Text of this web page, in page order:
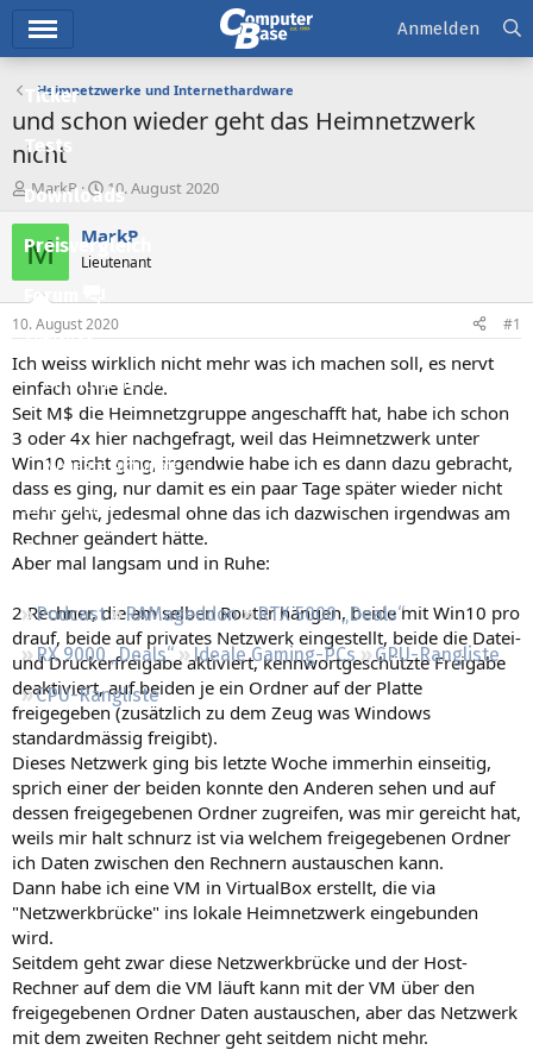
Ticker
Tests
Downloads
Preisvergleich
Forum
Aktuelles
Empfohlene Inhalte
Neue Beiträge
Neueste Aktivitäten
Leserartikel
Regeln
Podcast RAMageddon
RTX 5000 „Deals“
RX 9000 „Deals“
Ideale Gaming-PCs
GPU-Rangliste
CPU-Rangliste
Anmelden
Heimnetzwerke und Internethardware
und schon wieder geht das Heimnetzwerk
nicht
E
r
s
t
e
r
MarkP
E
r
s
e
l
t
a
10. August 2020
M MarkP
Lieutenant
10. August 2020 #1
Ich weiss wirklich nicht mehr was ich machen soll, es nervt
einfach ohne Ende.
Seit M$ die Heimnetzgruppe angeschafft hat, habe ich schon
3 oder 4x hier nachgefragt, weil das Heimnetzwerk unter
Win10 nicht ging, irgendwie habe ich es dann dazu gebracht,
dass es ging, nur damit es ein paar Tage später wieder nicht
mehr geht, jedesmal ohne das ich dazwischen irgendwas am
Rechner geändert hätte.
Aber mal langsam und in Ruhe:
2 Rechner, die am selben Router hängen, beide mit Win10 pro
drauf, beide auf privates Netzwerk eingestellt, beide die Datei-
und Druckerfreigabe aktiviert, kennwortgeschützte Freigabe
deaktiviert, auf beiden je ein Ordner auf der Platte
freigegeben (zusätzlich zu dem Zeug was Windows
standardmässig freigibt).
Dieses Netzwerk ging bis letzte Woche immerhin einseitig,
sprich einer der beiden konnte den Anderen sehen und auf
dessen freigegebenen Ordner zugreifen, was mir gereicht hat,
weils mir halt schnurz ist via welchem freigegebenen Ordner
ich Daten zwischen den Rechnern austauschen kann.
Dann habe ich eine VM in VirtualBox erstellt, die via
"Netzwerkbrücke" ins lokale Heimnetzwerk eingebunden
wird.
Seitdem geht zwar diese Netzwerkbrücke und der Host-
Rechner auf dem die VM läuft kann mit der VM über den
freigegebenen Ordner Daten austauschen, aber das Netzwerk
mit dem zweiten Rechner geht seitdem nicht mehr.